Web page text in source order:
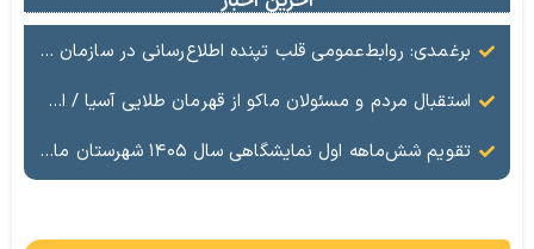
برغمدی: روابط‌عمومی قلب تپنده اطلاع‌رسانی در سازمان منطقه آزاد ماکو است
استقبال مردم و مسئولان ماکو از قهرمان طلایی آسیا / ادای احترام ابوالفضل پیشه‌ور به شهدای گمنام
تقویم شش‌ماهه اول نمایشگاهی سال ۱۴۰۵ شهرستان ماکو